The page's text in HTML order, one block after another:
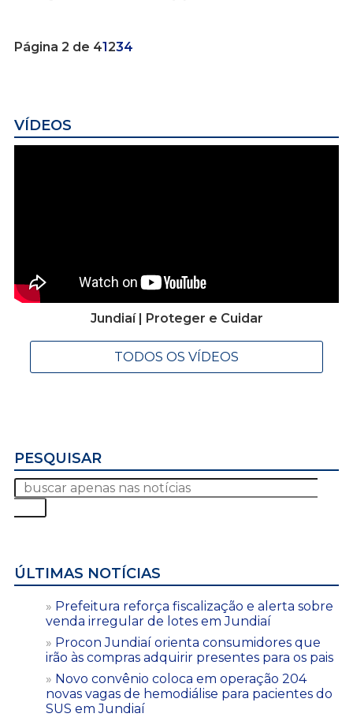
Página 2 de 41234
VÍDEOS
Jundiaí | Proteger e Cuidar
TODOS OS VÍDEOS
PESQUISAR
ÚLTIMAS NOTÍCIAS
Prefeitura reforça fiscalização e alerta sobre
venda irregular de lotes em Jundiaí
Procon Jundiaí orienta consumidores que
irão às compras adquirir presentes para os pais
Novo convênio coloca em operação 204
novas vagas de hemodiálise para pacientes do
SUS em Jundiaí